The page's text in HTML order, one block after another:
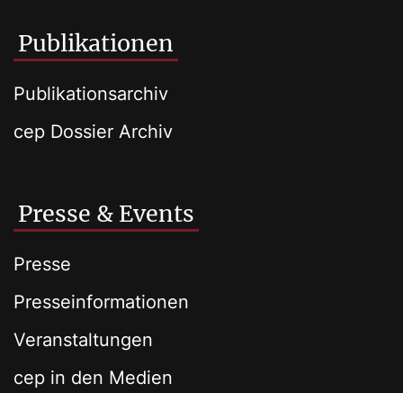
Publikationen
Publikationsarchiv
cep Dossier Archiv
Presse & Events
Presse
Presseinformationen
Veranstaltungen
cep in den Medien